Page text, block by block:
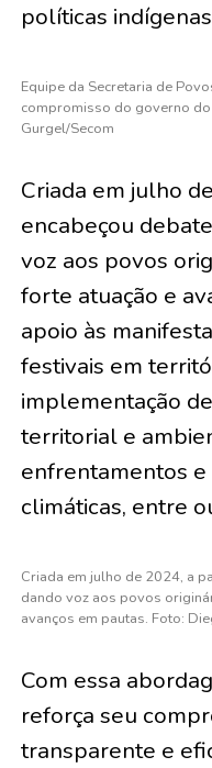
políticas
Equipe da Secretaria de
compromisso do governo
Gurgel/Secom
Criada em julho
encabeçou
voz aos povos
forte atuação e
apoio às
festivais em
implementação
territorial e
enfrentamentos e
climáticas, entre
Criada em julho de 2024, a
dando voz aos povos
avanços em pautas. Foto:
Com essa
reforça seu
transparente e